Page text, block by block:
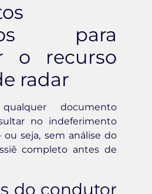
para
o recurso
radar
documento
no indeferimento
seja, sem análise do
completo antes de
do condutor